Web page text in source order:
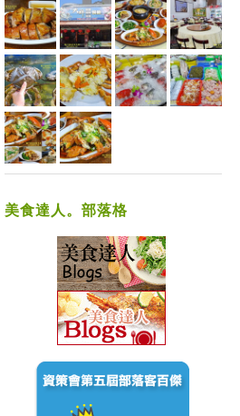
美食達人。部落格